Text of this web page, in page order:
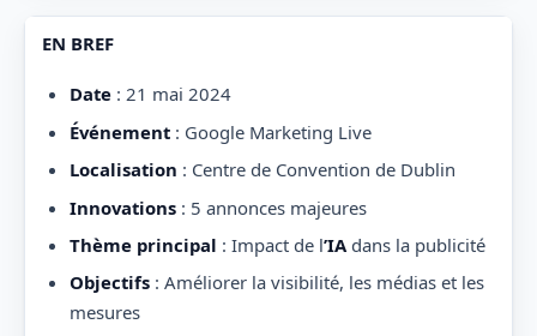
EN BREF
Date: 21 mai 2024
Événement: Google Marketing Live
Localisation : Centre de Convention de Dublin
Innovations: 5 annonces majeures
Thème principal : Impact de l’IAdans la publicité
Objectifs: Améliorer la visibilité, les médias et les
mesures